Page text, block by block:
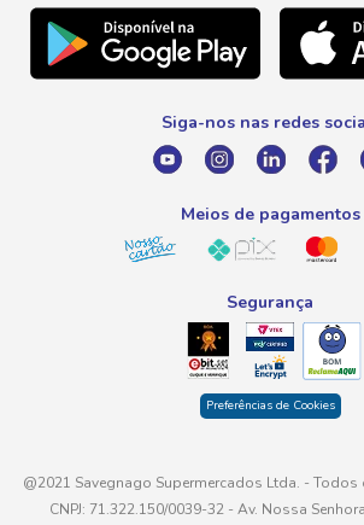
Natal
Promoção Fim de Ano
Telefone
0800 016 6680
atendimento@savegnago.com.br
Siga-nos nas redes
Meios de pagamentos
Segurança
Preferências de Cookies
@2021 Savegnago Supermercados Ltda. -
CNPJ: 71.322.150/0039-32 - Av. Nossa